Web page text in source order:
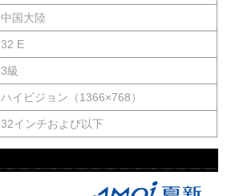
中国大陸
32 E
3級
ハイビジョン（1366×768）
32インチおよび以下